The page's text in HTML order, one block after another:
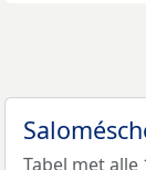
Tabel met alle